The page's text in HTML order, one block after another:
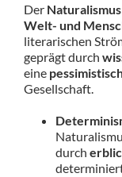
Der Naturalismus
Welt- und
literarischen
geprägt durch
eine
Gesellschaft.
durch